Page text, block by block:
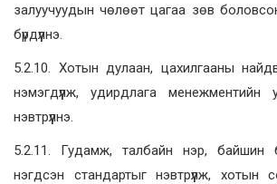
залуучуудын чөлөөт цагаа зөв боловсон
бүрдүүлнэ.
5.2.10. Хотын дулаан, цахилгааны
нэмэгдүүлж, удирдлага менежментийн
нэвтрүүлнэ.
5.2.11. Гудамж, талбайн нэр, байшин
нэгдсэн стандартыг нэвтрүүлж, хотын